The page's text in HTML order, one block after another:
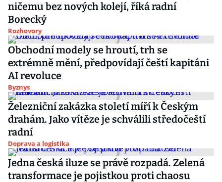
ničemu bez nových kolejí, říká radní
Borecký
Rozhovory
Obchodní modely se hroutí, trh se
extrémně mění, předpovídají čeští kapitáni
AI revoluce
Byznys
Železniční zakázka století míří k Českým
drahám. Jako vítěze je schválili středočeští
radní
Doprava a logistika
Jedna česká iluze se právě rozpadá. Zelená
transformace je pojistkou proti chaosu